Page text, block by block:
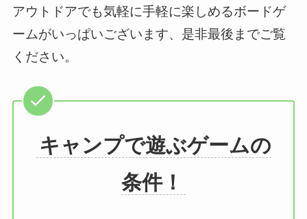
アウトドアでも気軽に手軽に楽しめるボードゲ
ームがいっぱいございます、是非最後までご覧
ください。
キャンプで遊ぶゲームの
条件！